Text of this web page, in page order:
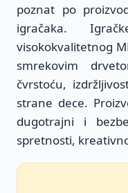
poznat po
igračaka.
visokokvalitetnog
smrekovim
čvrstoću,
strane dece.
dugotrajni i
spretnosti,